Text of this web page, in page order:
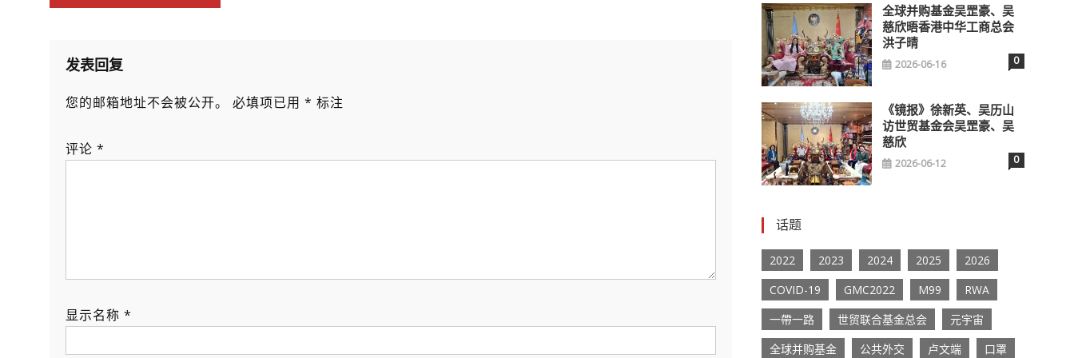
章
航发表回复
您的邮箱地址不会被公开。 必填项已用 * 标注
评论 *
显示名称 *
全球并购基金吴罡豪、吴
慈欣晤香港中华工商总会
洪子晴
2026-06-16 0
《镜报》徐新英、吴历山
访世贸基金会吴罡豪、吴
慈欣
2026-06-12 0
话题
2022 2023 2024 2025
2026
COVID-19
GMC2022 M99
RWA
一帶一路
世贸联合基金总会
元宇宙
全球并购基金
公共外交 卢文端
口罩